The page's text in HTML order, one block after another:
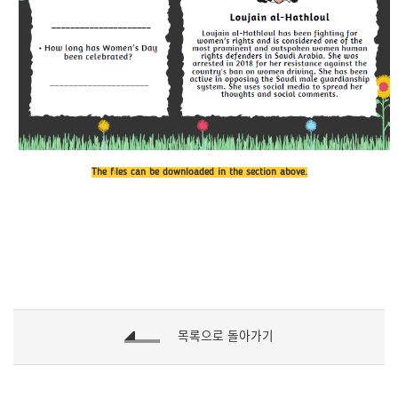
The files can be downloaded in the section above.
목록으로 돌아가기